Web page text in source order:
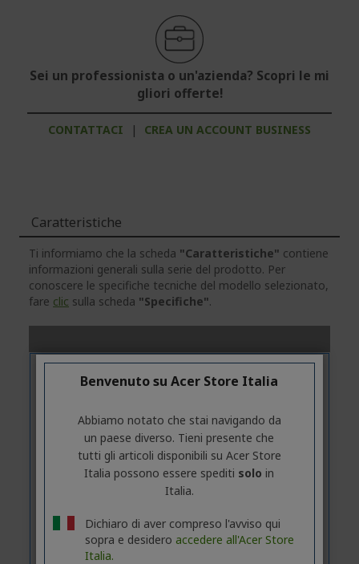
Sei un professionista o un'azienda? Scopri le mi
gliori offerte!
CONTATTACI | CREA UN ACCOUNT BUSINESS
Caratteristiche
Ti informiamo che la scheda "Caratteristiche" contiene
informazioni generali sulla serie del prodotto. Per
conoscere le specifiche tecniche del modello selezionato,
fare clic sulla scheda "Specifiche".
Benvenuto su Acer Store Italia
Abbiamo notato che stai navigando da
un paese diverso. Tieni presente che
tutti gli articoli disponibili su Acer Store
Italia possono essere spediti solo in
Italia.
Dichiaro di aver compreso l'avviso qui
sopra e desidero accedere all'Acer Store
Italia.